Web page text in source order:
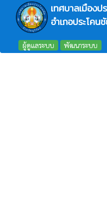
เทศบาลเมืองป
อำเภอประโค
ผู้ดูแลระบบ พัฒนาระบบ